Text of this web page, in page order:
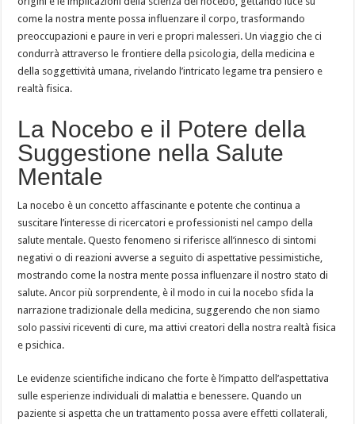
come la nostra mente possa influenzare il corpo, trasformando
preoccupazioni e paure in veri e propri malesseri. Un viaggio che ci
condurrà attraverso le frontiere della psicologia, della medicina e
della soggettività umana, rivelando l’intricato legame tra pensiero e
realtà fisica.
La Nocebo e il Potere della
Suggestione nella Salute
Mentale
La nocebo è un concetto affascinante e potente che continua a
suscitare l’interesse di ricercatori e professionisti nel campo della
salute mentale. Questo fenomeno si riferisce all’innesco di sintomi
negativi o di reazioni avverse a seguito di aspettative pessimistiche,
mostrando come la nostra mente possa influenzare il nostro stato di
salute. Ancor più sorprendente, è il modo in cui la nocebo sfida la
narrazione tradizionale della medicina, suggerendo che non siamo
solo passivi riceventi di cure, ma attivi creatori della nostra realtà fisica
e psichica.
Le evidenze scientifiche indicano che forte è l’impatto dell’aspettativa
sulle esperienze individuali di malattia e benessere. Quando un
paziente si aspetta che un trattamento possa avere effetti collaterali,